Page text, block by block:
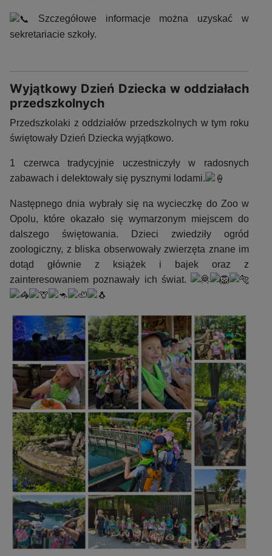
Szczegółowe informacje można uzyskać w
sekretariacie szkoły.
Wyjątkowy Dzień Dziecka w oddziałach
przedszkolnych
Przedszkolaki z oddziałów przedszkolnych w tym roku
świętowały Dzień Dziecka wyjątkowo.
1 czerwca tradycyjnie uczestniczyły w radosnych
zabawach i delektowały się pysznymi lodami.
Następnego dnia wybrały się na wycieczkę do Zoo w
Opolu, które okazało się wymarzonym miejscem do
dalszego świętowania. Dzieci zwiedziły ogród
zoologiczny, z bliska obserwowały zwierzęta znane im
dotąd głównie z książek i bajek oraz z
zainteresowaniem poznawały ich świat.